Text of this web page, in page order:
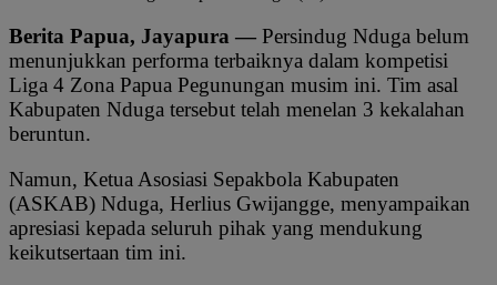
Berita Papua, Jayapura — Persindug Nduga belum
menunjukkan performa terbaiknya dalam kompetisi
Liga 4 Zona Papua Pegunungan musim ini. Tim asal
Kabupaten Nduga tersebut telah menelan 3 kekalahan
beruntun.
Namun, Ketua Asosiasi Sepakbola Kabupaten
(ASKAB) Nduga, Herlius Gwijangge, menyampaikan
apresiasi kepada seluruh pihak yang mendukung
keikutsertaan tim ini.